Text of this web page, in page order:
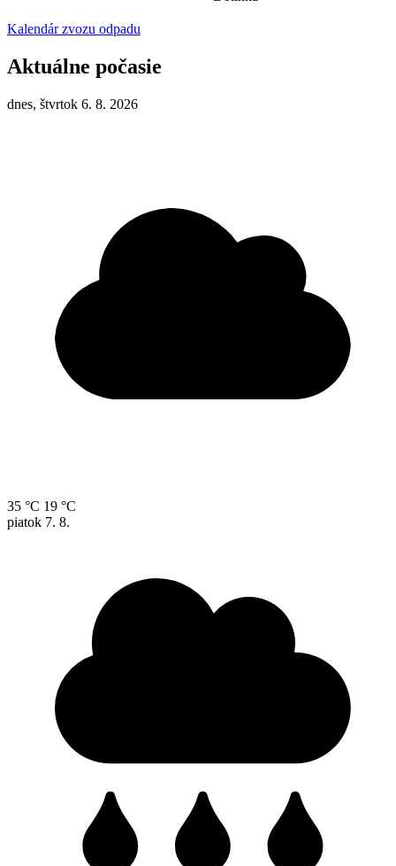
Kalendár zvozu odpadu
Aktuálne počasie
dnes, štvrtok 6. 8. 2026
35 °C 19 °C
piatok 7. 8.